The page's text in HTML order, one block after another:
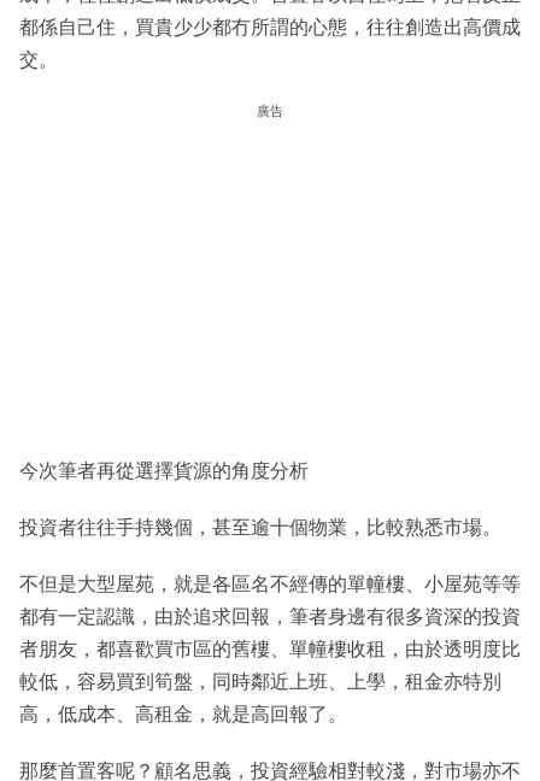
都係自己住，買貴少少都冇所謂的心態，往往創造出高價成
交。
廣告
今次筆者再從選擇貨源的角度分析
投資者往往手持幾個，甚至逾十個物業，比較熟悉市場。
不但是大型屋苑，就是各區名不經傳的單幢樓、小屋苑等等
都有一定認識，由於追求回報，筆者身邊有很多資深的投資
者朋友，都喜歡買市區的舊樓、單幢樓收租，由於透明度比
較低，容易買到筍盤，同時鄰近上班、上學，租金亦特別
高，低成本、高租金，就是高回報了。
那麼首置客呢？顧名思義，投資經驗相對較淺，對市場亦不